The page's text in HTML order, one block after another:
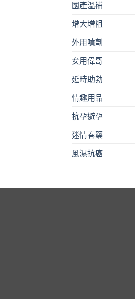
國產溫補
增大增粗
外用噴劑
女用偉哥
延時助勃
情趣用品
抗孕避孕
迷情春藥
風濕抗癌